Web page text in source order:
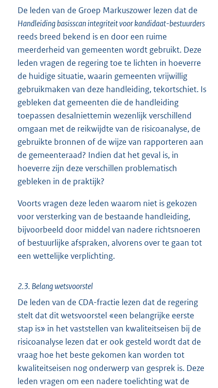
De leden van de Groep Markuszower lezen dat de
Handleiding basisscan integriteit voor kandidaat-bestuurders
reeds breed bekend is en door een ruime
meerderheid van gemeenten wordt gebruikt. Deze
leden vragen de regering toe te lichten in hoeverre
de huidige situatie, waarin gemeenten vrijwillig
gebruikmaken van deze handleiding, tekortschiet. Is
gebleken dat gemeenten die de handleiding
toepassen desalniettemin wezenlijk verschillend
omgaan met de reikwijdte van de risicoanalyse, de
gebruikte bronnen of de wijze van rapporteren aan
de gemeenteraad? Indien dat het geval is, in
hoeverre zijn deze verschillen problematisch
gebleken in de praktijk?
Voorts vragen deze leden waarom niet is gekozen
voor versterking van de bestaande handleiding,
bijvoorbeeld door middel van nadere richtsnoeren
of bestuurlijke afspraken, alvorens over te gaan tot
een wettelijke verplichting.
2.3. Belang wetsvoorstel
De leden van de CDA-fractie lezen dat de regering
stelt dat dit wetsvoorstel «een belangrijke eerste
stap is» in het vaststellen van kwaliteitseisen bij de
risicoanalyse lezen dat er ook gesteld wordt dat de
vraag hoe het beste gekomen kan worden tot
kwaliteitseisen nog onderwerp van gesprek is. Deze
leden vragen om een nadere toelichting wat de